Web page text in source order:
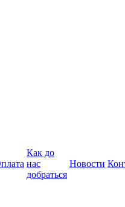
Как до
нас
добраться
Новости